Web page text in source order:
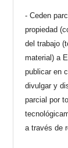
- Ceden
propiedad
del trabajo
material) a
publicar en
divulgar y
parcial por
a través de